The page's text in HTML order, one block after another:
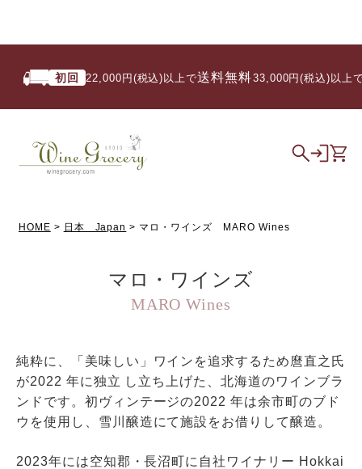
初回 22,000円(税込)以上で送料無料/ 33,000円(税込)以上で
HOME 日本 Japan マロ・ワインズ MARO Wines
マロ・ワインズ
MARO Wines
純粋に、「美味しい」ワインを追求するため麿直之氏
が2022 年に独立 し立ち上げた、北海道のワインブラ
ンドです。初ヴィンテージの2022 年は余市町のブド
ウを使用し、雪川醸造にて施設をお借りして醸造。
2023年には空知郡・長沼町に自社ワイナリー Hokkai